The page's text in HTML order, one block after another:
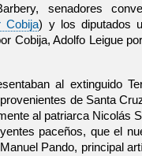
senadores
Cobija) y los diputados
Cobija, Adolfo Leigue
al extinguido
de Santa
al patriarca Nicolás
paceños, que el
Pando, principal